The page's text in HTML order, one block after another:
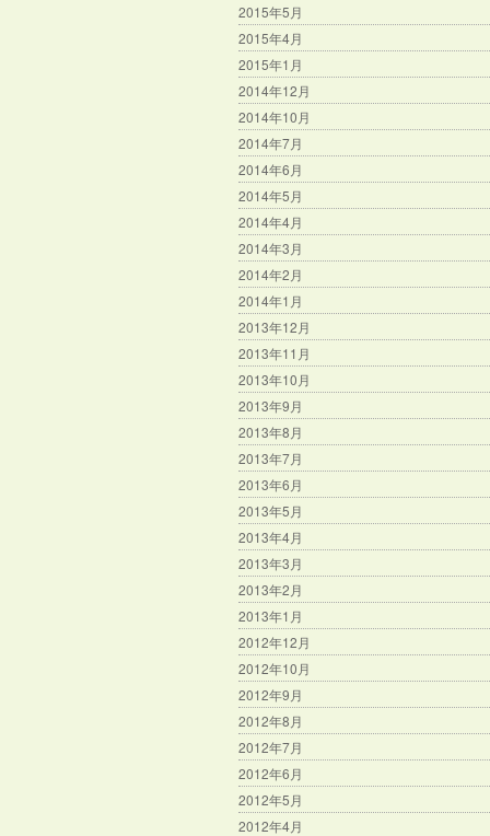
2015年5月
2015年4月
2015年1月
2014年12月
2014年10月
2014年7月
2014年6月
2014年5月
2014年4月
2014年3月
2014年2月
2014年1月
2013年12月
2013年11月
2013年10月
2013年9月
2013年8月
2013年7月
2013年6月
2013年5月
2013年4月
2013年3月
2013年2月
2013年1月
2012年12月
2012年10月
2012年9月
2012年8月
2012年7月
2012年6月
2012年5月
2012年4月